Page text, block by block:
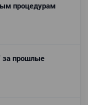
процедурам
за прошлые